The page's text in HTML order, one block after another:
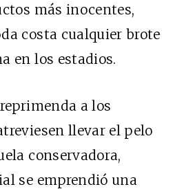
más inocentes,
costa cualquier brote
en los estadios.
a los
llevar el pelo
conservadora,
se emprendió una